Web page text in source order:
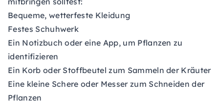
Bequeme, wetterfeste Kleidung
Festes Schuhwerk
Ein Notizbuch oder eine App, um Pflanzen zu
identifizieren
Ein Korb oder Stoffbeutel zum Sammeln der Kräuter
Eine kleine Schere oder Messer zum Schneiden der
Pflanzen